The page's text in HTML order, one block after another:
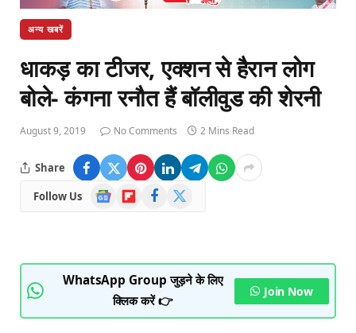
अन्य खबरें
धाकड़ का टीजर, एक्शन से हैरान लोग
बोले- कंगना रनौत हैं बॉलीवुड की शेरनी
August 9, 2019 No Comments 2 Mins Read
Share
Follow Us
Google
News
FlipboardFacebook
WhatsApp Group जुड़ने के लिए
क्लिक करें 👉
Join Now